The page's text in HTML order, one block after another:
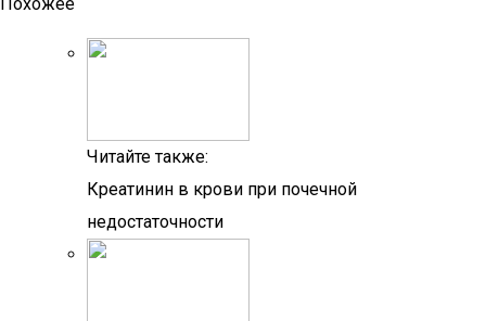
Читайте также:
Креатинин в крови при почечной
недостаточности